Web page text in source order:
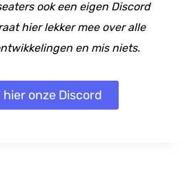
ook een eigen Discord
hier lekker mee over alle
en mis niets.
onze Discord